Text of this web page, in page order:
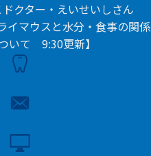
クター・えいせいしさん
イマウスと水分・食事の関係
いて 9:30更新】